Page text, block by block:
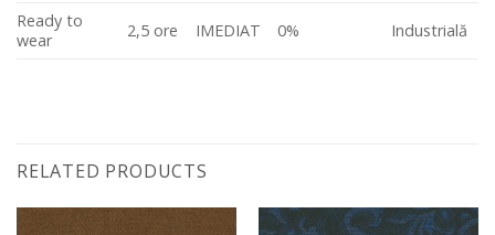
Ready to
wear
2,5 ore IMEDIAT 0% Industrială
RELATED PRODUCTS